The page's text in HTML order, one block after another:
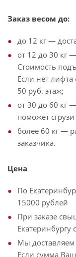
Заказ весом до:
до 12 кг —
от 12 до 30 кг
Стоимость
Если нет лифта
50 руб. этаж;
от 30 до 60 кг
поможет
более 60 кг —
заказчика.
Цена
По
15000 рублей
При заказе
Екатеринбургу
Мы доставляем
Если сумма